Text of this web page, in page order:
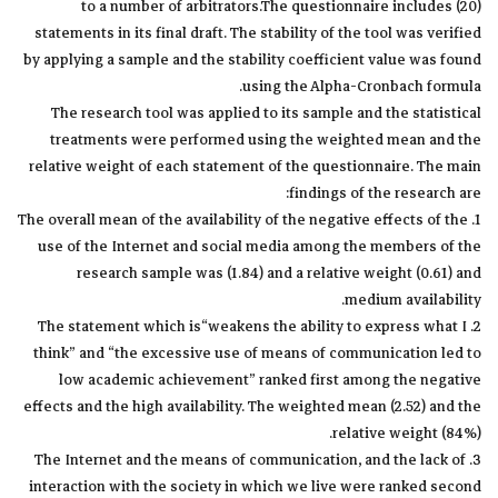
to a number of arbitrators.The questionnaire includes (20)
statements in its final draft. The stability of the tool was verified
by applying a sample and the stability coefficient value was found
using the Alpha-Cronbach formula.
The research tool was applied to its sample and the statistical
treatments were performed using the weighted mean and the
relative weight of each statement of the questionnaire. The main
findings of the research are:
1. The overall mean of the availability of the negative effects of the
use of the Internet and social media among the members of the
research sample was (1.84) and a relative weight (0.61) and
medium availability.
2. The statement which is“weakens the ability to express what I
think” and “the excessive use of means of communication led to
low academic achievement” ranked first among the negative
effects and the high availability. The weighted mean (2.52) and the
relative weight (84%).
3. The Internet and the means of communication, and the lack of
interaction with the society in which we live were ranked second